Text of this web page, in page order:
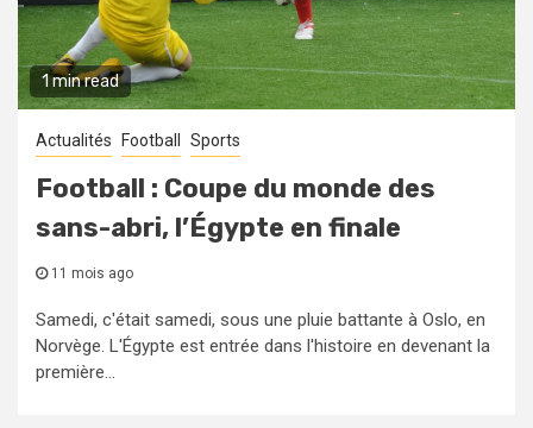
1 min read
Actualités Football Sports
Football : Coupe du monde des
sans-abri, l’Égypte en finale
11 mois ago
Samedi, c'était samedi, sous une pluie battante à Oslo, en
Norvège. L'Égypte est entrée dans l'histoire en devenant la
première...